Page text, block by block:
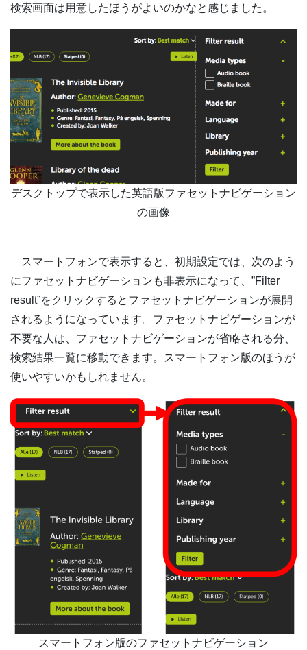
検索画面は用意したほうがよいのかなと感じました。
デスクトップで表示した英語版ファセットナビゲーション
の画像
スマートフォンで表示すると、初期設定では、次のよう
にファセットナビゲーションも非表示になって、”Filter
result”をクリックするとファセットナビゲーションが展開
されるようになっています。ファセットナビゲーションが
不要な人は、ファセットナビゲーションが省略される分、
検索結果一覧に移動できます。スマートフォン版のほうが
使いやすいかもしれません。
スマートフォン版のファセットナビゲーション